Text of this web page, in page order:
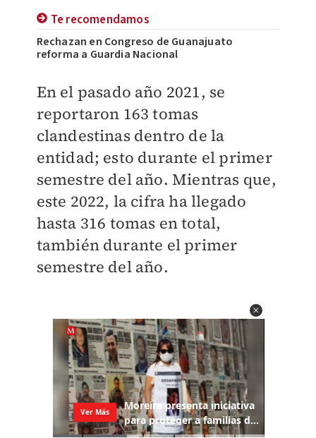
Te recomendamos
Rechazan en Congreso de Guanajuato
reforma a Guardia Nacional
En el pasado año 2021, se
reportaron 163 tomas
clandestinas dentro de la
entidad; esto durante el primer
semestre del año. Mientras que,
este 2022, la cifra ha llegado
hasta 316 tomas en total,
también durante el primer
semestre del año.